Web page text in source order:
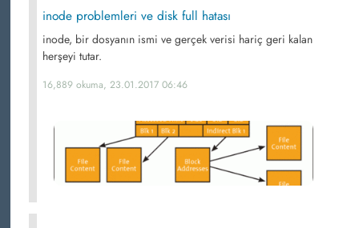
inode problemleri ve disk full hatası
inode, bir dosyanın ismi ve gerçek verisi hariç geri kalan
herşeyi tutar.
16,889 okuma, 23.01.2017 06:46